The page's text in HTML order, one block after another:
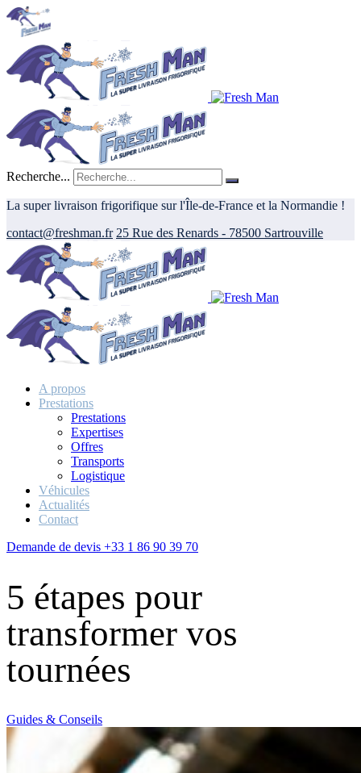
Recherche...
La super livraison frigorifique sur l'Île-de-France et la Normandie !
contact@freshman.fr 25 Rue des Renards - 78500 Sartrouville
A propos
Prestations
Prestations
Expertises
Offres
Transports
Logistique
Véhicules
Actualités
Contact
Demande de devis +33 1 86 90 39 70
5 étapes pour
transformer vos
tournées
Guides & Conseils